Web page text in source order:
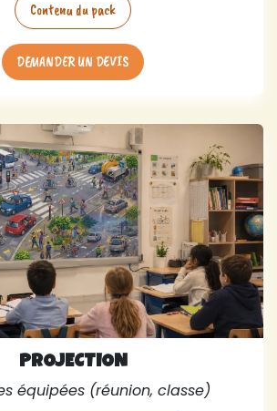
Contenu du pack
DEMANDER UN DEVIS
PROJECTION
équipées (réunion, classe)